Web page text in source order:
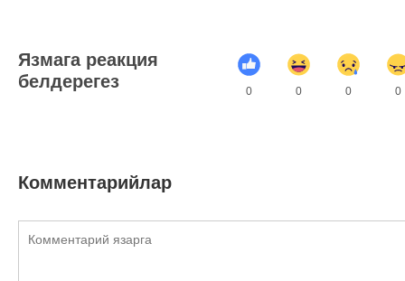
Язмага реакция
белдерегез
0 0 0 0
Комментарийлар